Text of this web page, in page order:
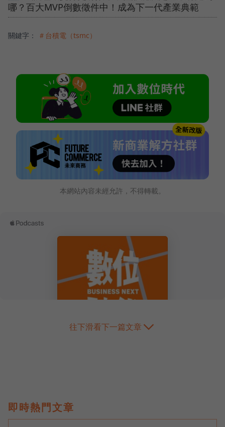
哪？百大MVP倒數徵件中！成為下一代產業典範
關鍵字： ＃台積電（tsmc）
本網站內容未經允許，不得轉載。
往下滑看下一篇文章
即時熱門文章